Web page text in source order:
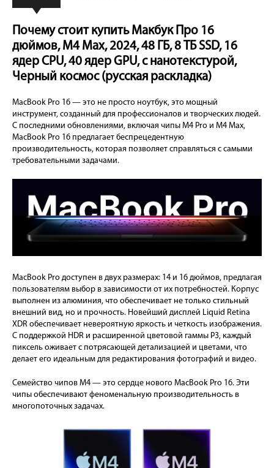
Почему стоит купить Макбук Про 16
дюймов, М4 Max, 2024, 48 ГБ, 8 ТБ SSD, 16
ядер CPU, 40 ядер GPU, с нанотекстурой,
Черный космос (русская раскладка)
MacBook Pro 16 — это не просто ноутбук, это мощный
инструмент, созданный для профессионалов и творческих людей.
С последними обновлениями, включая чипы M4 Pro и M4 Max,
MacBook Pro 16 предлагает беспрецедентную
производительность, которая позволяет справляться с самыми
требовательными задачами.
MacBook Pro доступен в двух размерах: 14 и 16 дюймов, предлагая
пользователям выбор в зависимости от их потребностей. Корпус
выполнен из алюминия, что обеспечивает не только стильный
внешний вид, но и прочность. Новейший дисплей Liquid Retina
XDR обеспечивает невероятную яркость и четкость изображения.
С поддержкой HDR и расширенной цветовой гаммы P3, каждый
пиксель оживает с потрясающей детализацией и цветами, что
делает его идеальным для редактирования фотографий и видео.
Семейство чипов M4 — это сердце нового MacBook Pro 16. Эти
чипы обеспечивают феноменальную производительность в
многопоточных задачах.